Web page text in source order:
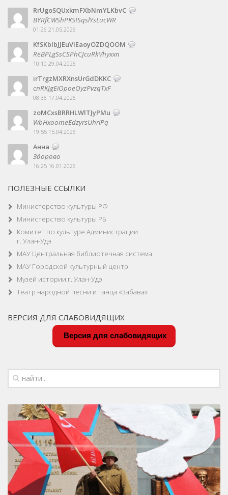
RrUgoSQUxkmFXbNmYLKbvC
BYRfCWShPKSISqslYsLucWR
01:26 21.05.2026
KfSKblbJJEuVIEaoyOZDQOOM
ReBPLgSsCSPhCJcuRkVhyxxn
10:10 29.04.2026
irTrgzMXRXnsUrGdDKKC
cnRKJgEiOpoeOyzPvzqTxF
08:36 17.04.2026
zoMCxsBRRHLWlTJyPMu
WbHxoomeEdzyrsUhriPq
19:55 15.04.2026
Анна
Здорово
16:25 16.01.2026
ПОЛЕЗНЫЕ ССЫЛКИ
Министерство культуры РФ
Министерство культуры РБ
Комитет по культуре Администрации
г. Улан-Удэ
МАУ Центральная библиотечная система
МАУ Городской культурный центр
Музей истории г. Улан-Удэ
Театр народной песни и танца «Забава»
ВЕРСИЯ ДЛЯ СЛАБОВИДЯЩИХ
Версия для слабовидящих